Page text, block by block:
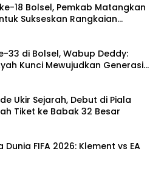
18 Bolsel, Pemkab Matangkan
Sukseskan Rangkaian
33 di Bolsel, Wabup Deddy:
Kunci Mewujudkan Generasi
Ukir Sejarah, Debut di Piala
Tiket ke Babak 32 Besar
Dunia FIFA 2026: Klement vs EA